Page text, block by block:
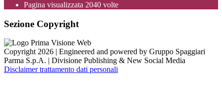
Pagina visualizzata 2040 volte
Sezione Copyright
Copyright 2026 | Engineered and powered by Gruppo Spaggiari
Parma S.p.A. | Divisione Publishing & New Social Media
Disclaimer trattamento dati personali